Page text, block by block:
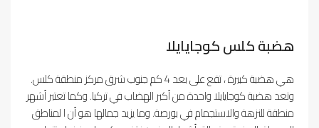
هضبة كلس كوجايايلا
هي هضبة كبيرة ، تقع على بعد 4 كم جنوب شرق مركز منطقة كلس.
وتعد هضبة كوجايايلا واحدة من أكبر الهضاب في تركيا. وكما تعتبر أشهر
منطقة للنزهة والاستجمام في بورصة. وما يزيد جمالها هو أن ا لمناطق